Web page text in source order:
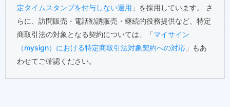
定タイムスタンプを付与しない運用 」を採用しています。 さ
らに、訪問販売・電話勧誘販売・継続的役務提供など、特定
商取引法の対象となる契約については、「マイサイン
（mysign）における特定商取引法対象契約への対応 」もあ
わせてご確認ください。